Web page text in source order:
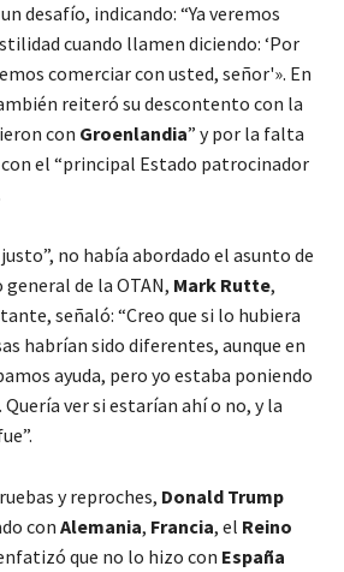
desafío, indicando: “Ya veremos
cuando llamen diciendo: ‘Por
comerciar con usted, señor'». En
reiteró su descontento con la
con Groenlandia” y por la falta
el “principal Estado patrocinador
no había abordado el asunto de
de la OTAN, Mark Rutte,
señaló: “Creo que si lo hubiera
habrían sido diferentes, aunque en
ayuda, pero yo estaba poniendo
ver si estarían ahí o no, y la
y reproches, Donald Trump
con Alemania, Francia, el Reino
que no lo hizo con España